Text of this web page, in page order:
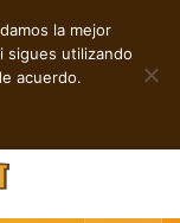
por descubrir
la mejor
sigues utilizando
acuerdo.